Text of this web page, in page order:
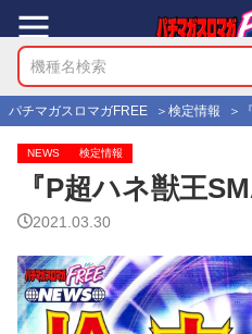
パチマガスロマガFREE 検定情報
NEWS 検定情報
『P超ハネ獣王
2021.03.30